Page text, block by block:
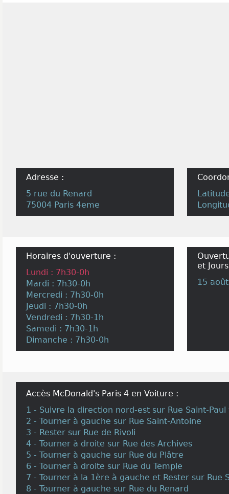
Adresse :
5 rue du Renard
75004 Paris 4eme
Horaires d'ouverture :
Lundi : 7h30-0h
Mardi : 7h30-0h
Mercredi : 7h30-0h
Jeudi : 7h30-0h
Vendredi : 7h30-1h
Samedi : 7h30-1h
Dimanche : 7h30-0h
et
15 août
Accès McDonald's Paris 4 en Voiture :
1 - Suivre la direction nord-est sur Rue Saint-
2 - Tourner à gauche sur Rue Saint-Antoine
3 - Rester sur Rue de Rivoli
4 - Tourner à droite sur Rue des Archives
5 - Tourner à gauche sur Rue du Plâtre
6 - Tourner à droite sur Rue du Temple
7 - Tourner à la 1ère à gauche et Rester sur Rue
8 - Tourner à gauche sur Rue du Renard